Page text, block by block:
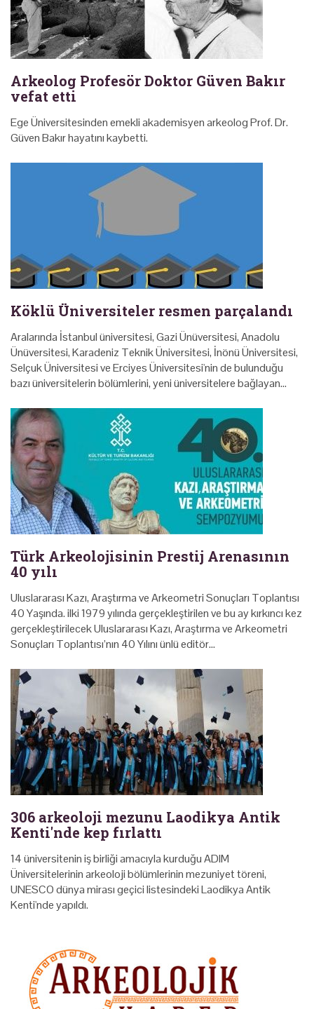
Arkeolog Profesör Doktor Güven Bakır
vefat etti
Ege Üniversitesinden emekli akademisyen arkeolog Prof. Dr.
Güven Bakır hayatını kaybetti.
Köklü Üniversiteler resmen parçalandı
Aralarında İstanbul üniversitesi, Gazi Ünüversitesi, Anadolu
Ünüversitesi, Karadeniz Teknik Üniversitesi, İnönü Üniversitesi,
Selçuk Üniversitesi ve Erciyes Üniversitesi'nin de bulunduğu
bazı üniversitelerin bölümlerini, yeni üniversitelere bağlayan…
Türk Arkeolojisinin Prestij Arenasının
40 yılı
Uluslararası Kazı, Araştırma ve Arkeometri Sonuçları Toplantısı
40 Yaşında. ilki 1979 yılında gerçekleştirilen ve bu ay kırkıncı kez
gerçekleştirilecek Uluslararası Kazı, Araştırma ve Arkeometri
Sonuçları Toplantısı’nın 40 Yılını ünlü editör…
306 arkeoloji mezunu Laodikya Antik
Kenti'nde kep fırlattı
14 üniversitenin iş birliği amacıyla kurduğu ADIM
Üniversitelerinin arkeoloji bölümlerinin mezuniyet töreni,
UNESCO dünya mirası geçici listesindeki Laodikya Antik
Kenti'nde yapıldı.